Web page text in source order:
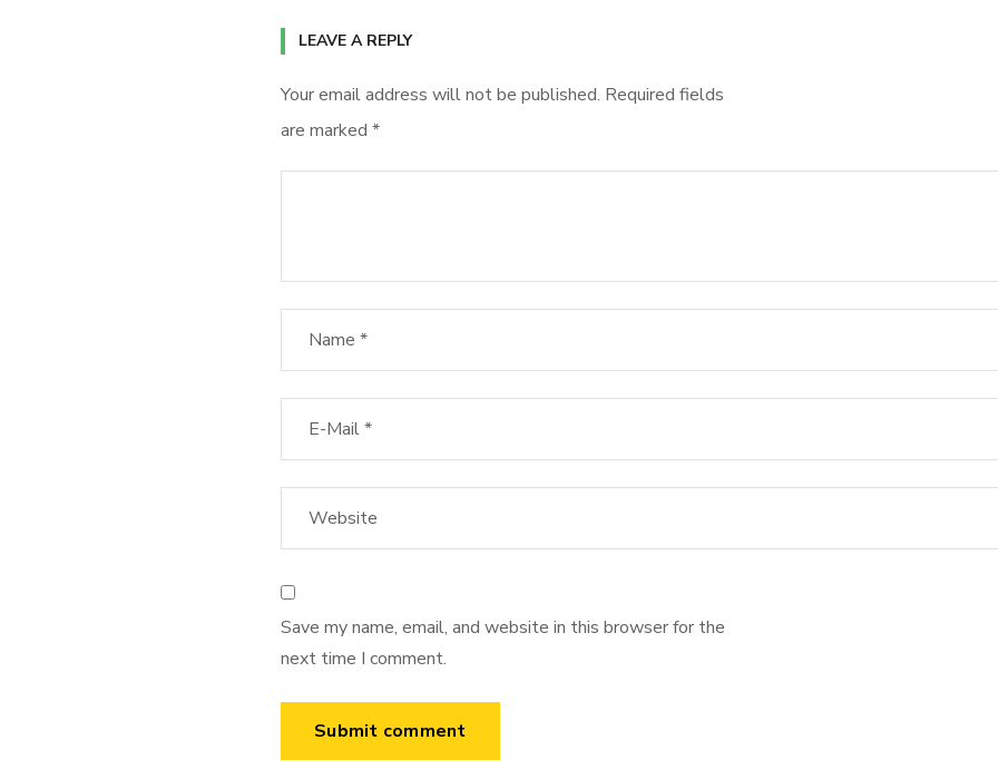
LEAVE A REPLY
Your email address will not be published. Required fields
are marked *
Save my name, email, and website in this browser for the
next time I comment.